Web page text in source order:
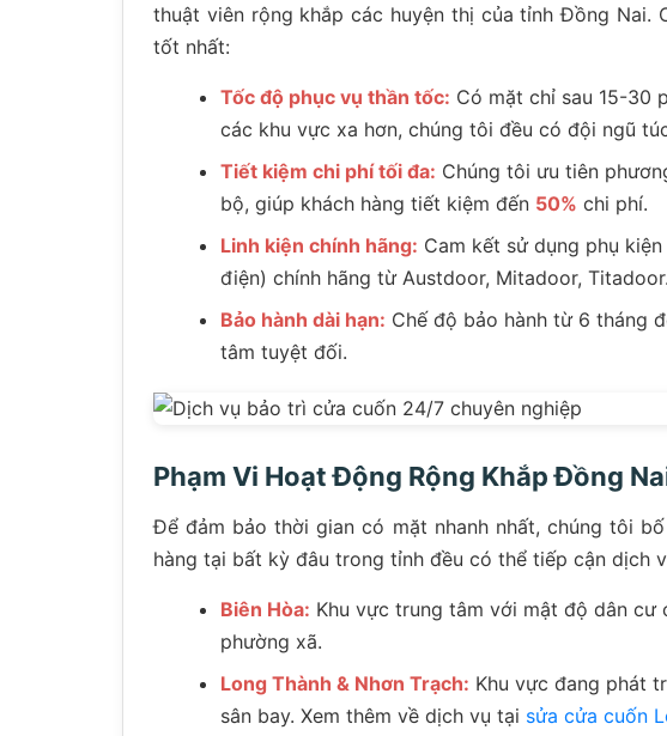
thuật viên rộng khắp các huyện thị của tỉnh Đồng Nai.
tốt nhất:
Tốc độ phục vụ thần tốc: Có mặt chỉ sau 15-30
các khu vực xa hơn, chúng tôi đều có đội ngũ
Tiết kiệm chi phí tối đa: Chúng tôi ưu tiên
bộ, giúp khách hàng tiết kiệm đến 50% chi phí.
Linh kiện chính hãng: Cam kết sử dụng phụ
điện) chính hãng từ Austdoor, Mitadoor,
Bảo hành dài hạn: Chế độ bảo hành từ 6 tháng
tâm tuyệt đối.
Phạm Vi Hoạt Động Rộng Khắp Đồng
Để đảm bảo thời gian có mặt nhanh nhất, chúng tôi
hàng tại bất kỳ đâu trong tỉnh đều có thể tiếp cận dịch
Biên Hòa: Khu vực trung tâm với mật độ dân
phường xã.
Long Thành & Nhơn Trạch: Khu vực đang phát
sân bay. Xem thêm về dịch vụ tại sửa cửa cuốn